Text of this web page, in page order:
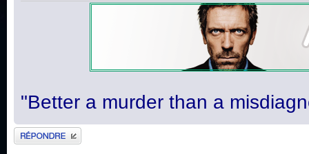
"Better a murder than a
Publier une réponse